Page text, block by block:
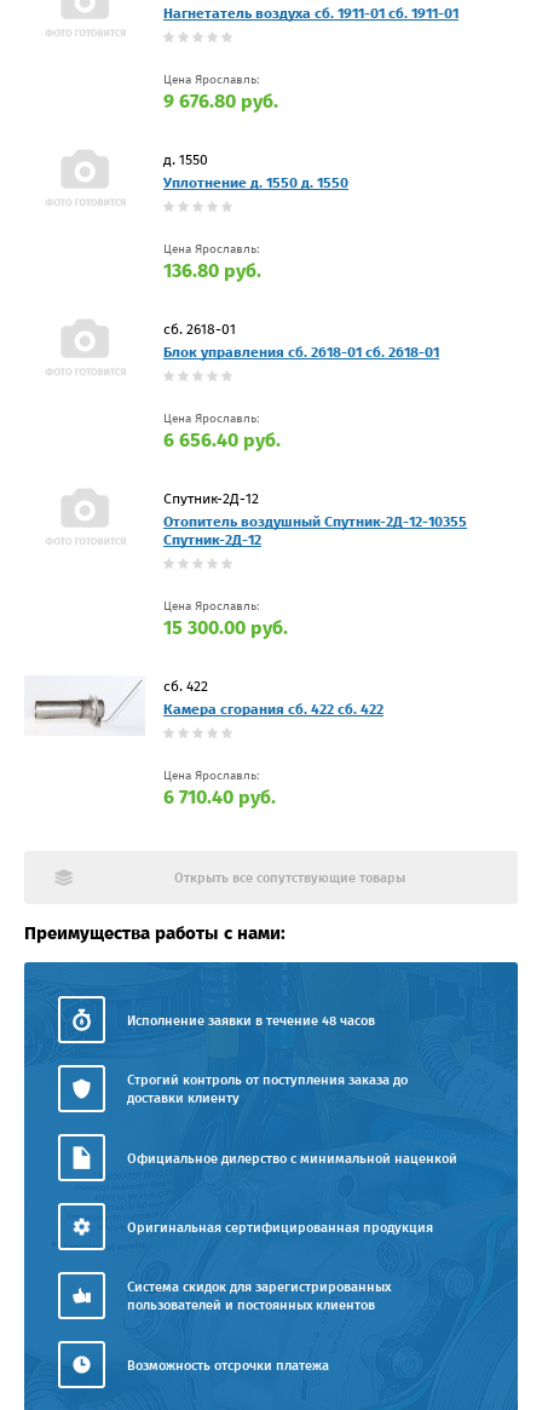
Нагнетатель воздуха сб. 1911-01 сб. 1911-01
Цена Ярославль:
9 676.80 руб.
д. 1550
Уплотнение д. 1550 д. 1550
Цена Ярославль:
136.80 руб.
сб. 2618-01
Блок управления сб. 2618-01 сб. 2618-01
Цена Ярославль:
6 656.40 руб.
Спутник-2Д-12
Отопитель воздушный Спутник-2Д-12-10355
Спутник-2Д-12
Цена Ярославль:
15 300.00 руб.
сб. 422
Камера сгорания сб. 422 сб. 422
Цена Ярославль:
6 710.40 руб.
Открыть все сопутствующие товары
Преимущества работы с нами:
Исполнение заявки в течение 48 часов
Строгий контроль от поступления заказа до
доставки клиенту
Официальное дилерство с минимальной наценкой
Оригинальная сертифицированная продукция
Система скидок для зарегистрированных
пользователей и постоянных клиентов
Возможность отсрочки платежа